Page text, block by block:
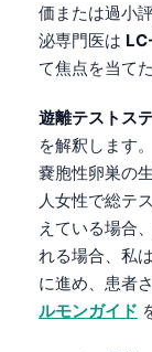
価または過小
泌専門医は
て焦点を当てた
遊離テストス
を解釈します。
嚢胞性卵巣の
人女性で総テ
えている場合
れる場合、私
に進め、患者
ルモンガイド